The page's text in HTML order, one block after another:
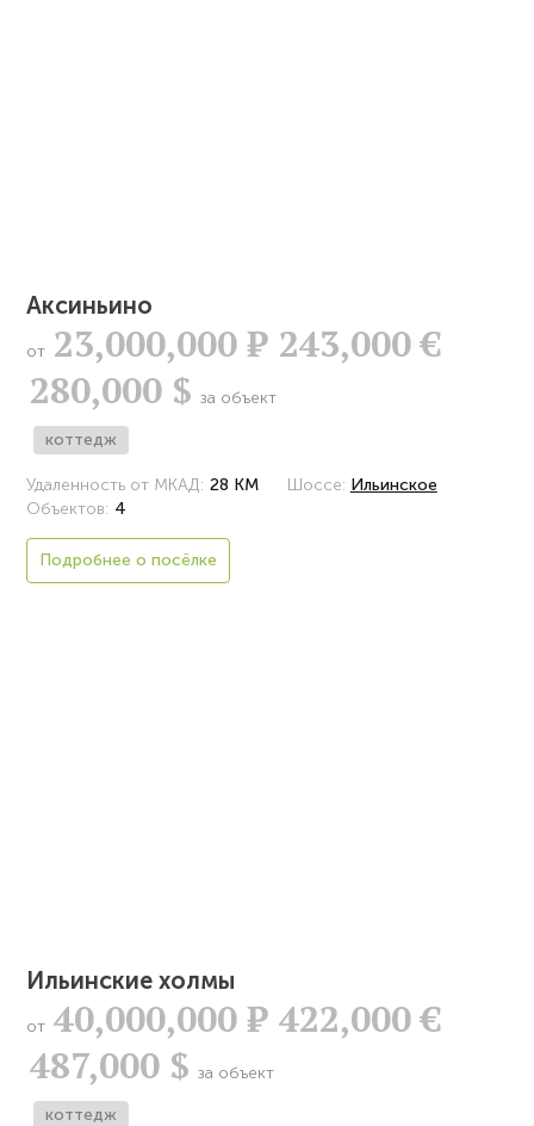
Аксиньино
от 23,000,000Р 243,000 €
280,000 $ за объект
коттедж
Удаленность от МКАД: 28 КМ Шоссе: Ильинское
Объектов: 4
Подробнее о посёлке
Ильинские холмы
от 40,000,000Р 422,000 €
487,000 $ за объект
коттедж